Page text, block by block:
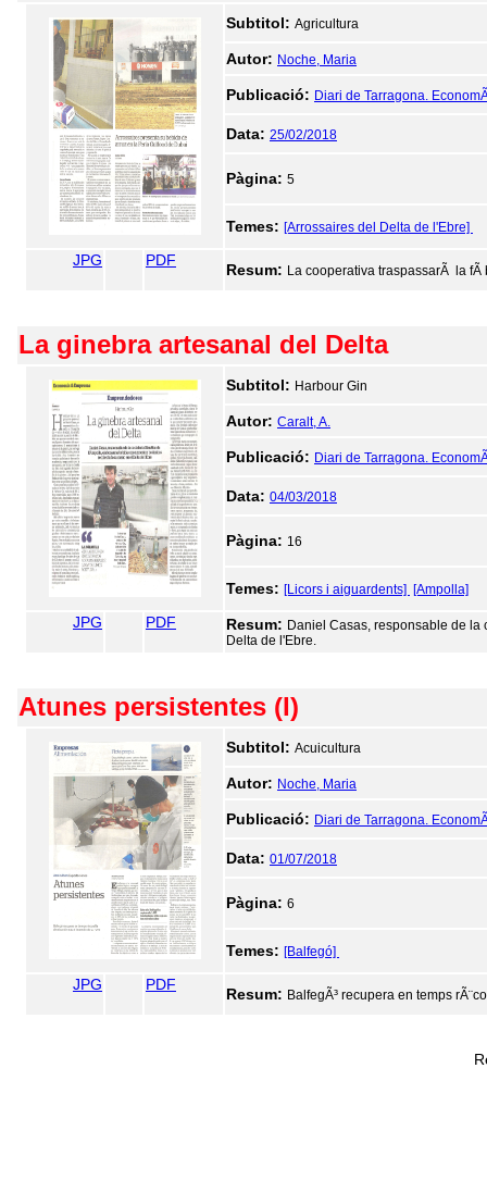
Subtitol: Agricultura
Autor: Noche, Maria
Publicació: Diari de Tarragona.
Data: 25/02/2018
Pàgina: 5
Temes: [Arrossaires del Delta de l'Ebre]
JPG PDF
Resum: La cooperativa traspassarÃ la fÃ
La ginebra artesanal del Delta
Subtitol: Harbour Gin
Autor: Caralt, A.
Publicació: Diari de Tarragona.
Data: 04/03/2018
Pàgina: 16
Temes: [Licors i aiguardents] [Ampolla]
JPG PDF Resum: Daniel Casas, responsable de
Delta de l'Ebre.
Atunes persistentes (I)
Subtitol: Acuicultura
Autor: Noche, Maria
Publicació: Diari de Tarragona.
Data: 01/07/2018
Pàgina: 6
Temes: [Balfegó]
JPG PDF
Resum: BalfegÃ³ recupera en temps